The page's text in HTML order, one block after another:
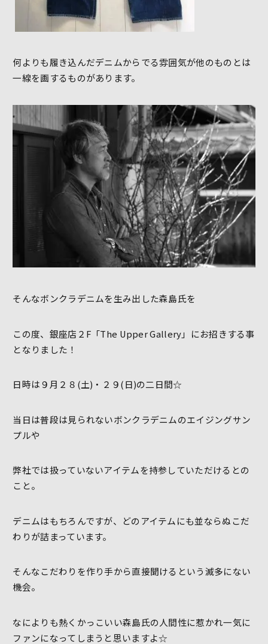
何よりも履き込んだデニムからでる雰囲気が他のものとは
一線を画するものがあります。
そんなボンクラデニムを生み出した森島氏を
この度、銀座店２F「The Upper Gallery」にお招きする事
となりました！
日時は９月２８(土)・２９(日)の二日間☆
当日は普段は見られないボンクラデニムのエイジングサン
プルや
弊社では扱っていないアイテムを持参していただけるとの
こと。
デニムはもちろんですが、どのアイテムにも並ならぬこだ
わりが詰まっています。
そんなこだわりを作り手から直接聞けるという滅多にない
機会。
なによりも熱くかっこいい森島氏の人間性に惹かれ一気に
ファンになってしまうと思いますよ☆